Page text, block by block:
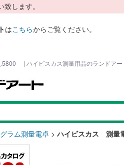
します。
はこちらからご覧ください。
| ハイビスカス測量用品のランドアー
ラム測量電卓 >ハイビスカス 測